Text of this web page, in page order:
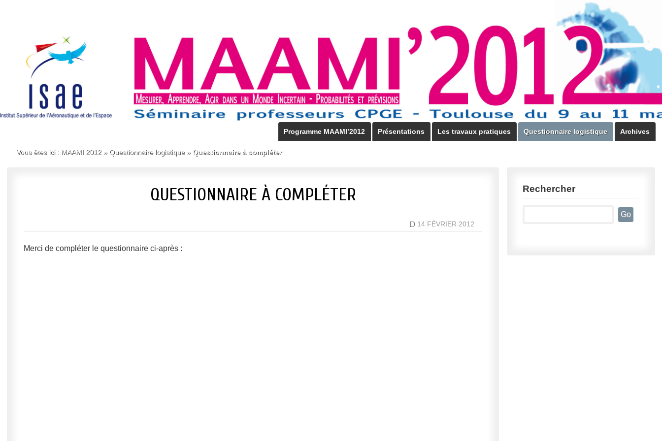
Archives
Questionnaire logistique
Les travaux pratiques
Présentations
Programme MAAMI’2012
Vous êtes ici : MAAMI 2012 » Questionnaire logistique» Questionnaire à compléter
QUESTIONNAIRE À COMPLÉTER
D 14 FÉVRIER 2012
Merci de compléter le questionnaire ci-après :
Rechercher